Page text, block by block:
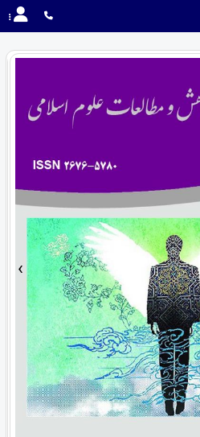
›